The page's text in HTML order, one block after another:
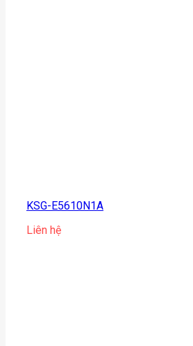
KSG-E5610N1A
Liên hệ